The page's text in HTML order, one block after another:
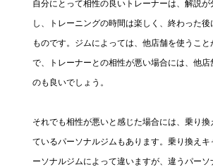
自分にとって相性の良いトレーナーは、解説
し、トレーニングの時間は楽しく、終わった
ものです。ジムによっては、他店舗を使うこ
で、トレーナーとの相性が悪い場合には、他
のも良いでしょう。
それでも相性が悪いと感じた場合には、乗り
ているパーソナルジムもあります。乗り換え
ーソナルジムによって違いますが、違うパーソ